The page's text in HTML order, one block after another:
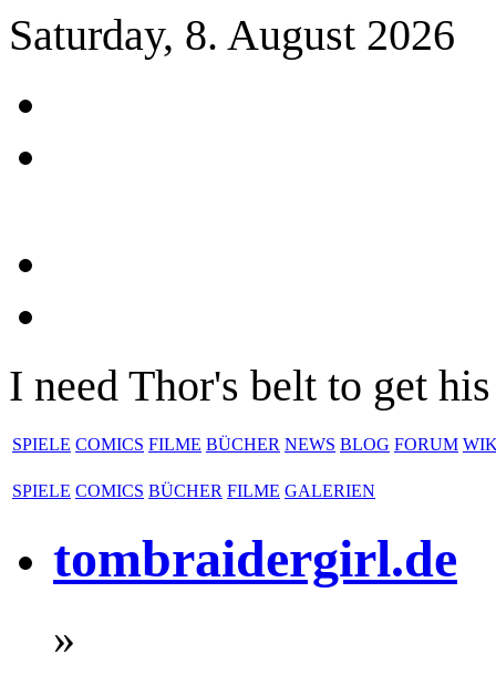
Saturday, 8. August 2026
I need Thor's belt to get
SPIELE COMICS FILME BÜCHER NEWS BLOG FORUM
SPIELE COMICS BÜCHER FILME GALERIEN
tombraidergirl.de
»